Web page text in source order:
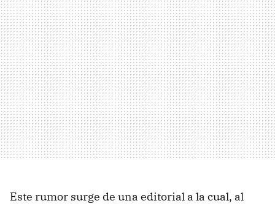
Este rumor surge de una editorial a la cual, al